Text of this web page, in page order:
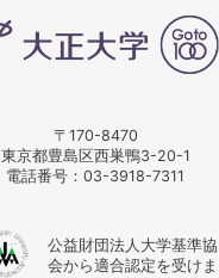
〒170-8470
東京都豊島区西巣鴨3-20-1
電話番号： 03-3918-7311
公益財団法人大学基準協
会から適合認定を受けま